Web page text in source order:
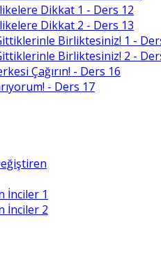
Dikkat 1 - Ders 12
Dikkat 2 - Ders 13
Birliktesiniz! 1 -
Birliktesiniz! 2 -
Çağırın! - Ders 16
- Ders 17
İnciler 1
İnciler 2